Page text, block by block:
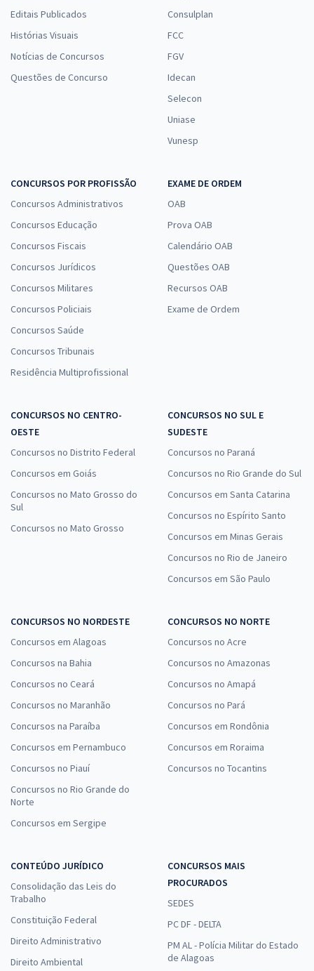
Editais Publicados
Histórias Visuais
Notícias de Concursos
Questões de Concurso
Consulplan
FCC
FGV
Idecan
Selecon
Uniase
Vunesp
CONCURSOS POR PROFISSÃO
Concursos Administrativos
Concursos Educação
Concursos Fiscais
Concursos Jurídicos
Concursos Militares
Concursos Policiais
Concursos Saúde
Concursos Tribunais
Residência Multiprofissional
EXAME DE ORDEM
OAB
Prova OAB
Calendário OAB
Questões OAB
Recursos OAB
Exame de Ordem
CONCURSOS NO CENTRO-
OESTE
Concursos no Distrito Federal
Concursos em Goiás
Concursos no Mato Grosso do
Sul
Concursos no Mato Grosso
CONCURSOS NO SUL E
SUDESTE
Concursos no Paraná
Concursos no Rio Grande do Sul
Concursos em Santa Catarina
Concursos no Espírito Santo
Concursos em Minas Gerais
Concursos no Rio de Janeiro
Concursos em São Paulo
CONCURSOS NO NORDESTE
Concursos em Alagoas
Concursos na Bahia
Concursos no Ceará
Concursos no Maranhão
Concursos na Paraíba
Concursos em Pernambuco
Concursos no Piauí
Concursos no Rio Grande do
Norte
Concursos em Sergipe
CONCURSOS NO NORTE
Concursos no Acre
Concursos no Amazonas
Concursos no Amapá
Concursos no Pará
Concursos em Rondônia
Concursos em Roraima
Concursos no Tocantins
CONTEÚDO JURÍDICO
Consolidação das Leis do
Trabalho
Constituição Federal
Direito Administrativo
Direito Ambiental
CONCURSOS MAIS
PROCURADOS
SEDES
PC DF - DELTA
PM AL - Polícia Militar do Estado
de Alagoas